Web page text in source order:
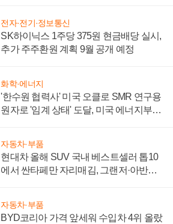
전자·전기·정보통신
SK하이닉스 1주당 375원 현금배당 실시,
추가 주주환원 계획 9월 공개 예정
화학·에너지
'한수원 협력사' 미국 오클로 SMR 연구용
원자로 '임계 상태' 도달, 미국 에너지부
자동차·부품
현대차 올해 SUV 국내 베스트셀러 톱10
에서 싼타페만 자리매김, 그랜저·아반떼
자동차·부품
BYD코리아 가격 앞세워 수입차 4위 올랐